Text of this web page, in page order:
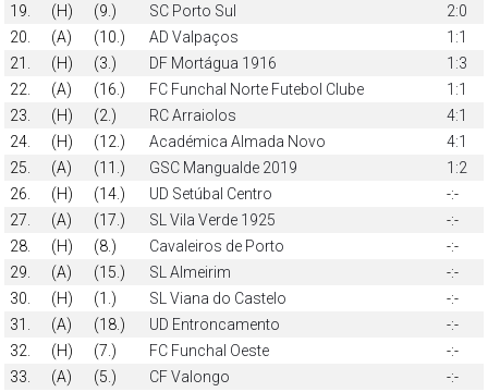
19.
(H) (9.) SC Porto Sul
2:0
20.
(A) (10.) AD Valpaços
1:1
21.
(H) (3.) DF Mortágua 1916
1:3
22.
(A) (16.) FC Funchal Norte Futebol Clube
1:1
23.
(H) (2.) RC Arraiolos
4:1
24.
(H) (12.) Académica Almada Novo
4:1
25.
(A) (11.) GSC Mangualde 2019
1:2
26.
(H) (14.) UD Setúbal Centro
-:-
27.
(A) (17.) SL Vila Verde 1925
-:-
28.
(H) (8.) Cavaleiros de Porto
-:-
29.
(A) (15.) SL Almeirim
-:-
30.
(H) (1.) SL Viana do Castelo
-:-
31.
(A) (18.) UD Entroncamento
-:-
32.
(H) (7.) FC Funchal Oeste
-:-
33.
(A) (5.) CF Valongo
-:-